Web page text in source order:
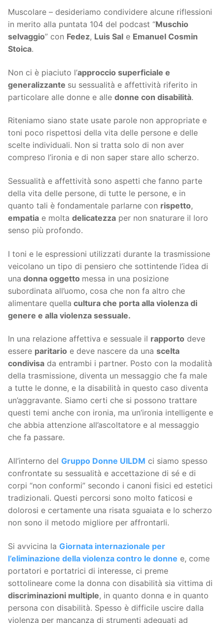
Muscolare – desideriamo condividere alcune riflessioni
in merito alla puntata 104 del podcast “Muschio
selvaggio” con Fedez, Luis Sal e Emanuel Cosmin
Stoica.
Non ci è piaciuto l’approccio superficiale e
generalizzante su sessualità e affettività riferito in
particolare alle donne e alle donne con disabilità.
Riteniamo siano state usate parole non appropriate e
toni poco rispettosi della vita delle persone e delle
scelte individuali. Non si tratta solo di non aver
compreso l’ironia e di non saper stare allo scherzo.
Sessualità e affettività sono aspetti che fanno parte
della vita delle persone, di tutte le persone, e in
quanto tali è fondamentale parlarne con rispetto,
empatia e molta delicatezza per non snaturare il loro
senso più profondo.
I toni e le espressioni utilizzati durante la trasmissione
veicolano un tipo di pensiero che sottintende l’idea di
una donna oggetto messa in una posizione
subordinata all’uomo, cosa che non fa altro che
alimentare quella cultura che porta alla violenza di
genere e alla violenza sessuale.
In una relazione affettiva e sessuale il rapporto deve
essere paritario e deve nascere da una scelta
condivisa da entrambi i partner. Posto con la modalità
della trasmissione, diventa un messaggio che fa male
a tutte le donne, e la disabilità in questo caso diventa
un’aggravante. Siamo certi che si possono trattare
questi temi anche con ironia, ma un’ironia intelligente e
che abbia attenzione all’ascoltatore e al messaggio
che fa passare.
All’interno del Gruppo Donne UILDM ci siamo spesso
confrontate su sessualità e accettazione di sé e di
corpi “non conformi” secondo i canoni fisici ed estetici
tradizionali. Questi percorsi sono molto faticosi e
dolorosi e certamente una risata sguaiata e lo scherzo
non sono il metodo migliore per affrontarli.
Si avvicina la Giornata internazionale per
l’eliminazione della violenza contro le donne e, come
portatori e portatrici di interesse, ci preme
sottolineare come la donna con disabilità sia vittima di
discriminazioni multiple, in quanto donna e in quanto
persona con disabilità. Spesso è difficile uscire dalla
violenza per mancanza di strumenti adeguati ad